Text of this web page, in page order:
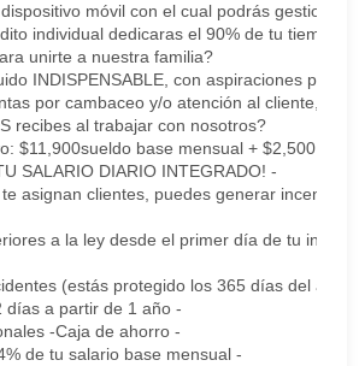
móvil con el cual podrás gestionar
individual dedicaras el 90% de tu tiempo
unirte a nuestra familia?
INDISPENSABLE, con aspiraciones para
por cambaceo y/o atención al cliente,
recibes al trabajar con nosotros?
$11,900sueldo base mensual + $2,500
SALARIO DIARIO INTEGRADO! -
asignan clientes, puedes generar
a la ley desde el primer día de tu
(estás protegido los 365 días del año,
días a partir de 1 año -
-Caja de ahorro -
de tu salario base mensual -